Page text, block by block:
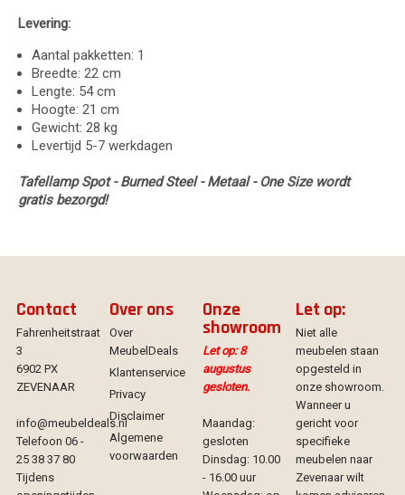
Levering:
Aantal pakketten: 1
Breedte: 22 cm
Lengte: 54 cm
Hoogte: 21 cm
Gewicht: 28 kg
Levertijd 5-7 werkdagen
Tafellamp Spot - Burned Steel - Metaal - One Size wordt
gratis bezorgd!
Contact
Fahrenheitstraat
3
6902 PX
ZEVENAAR
info@meubeldeals.nl
Telefoon 06 -
25 38 37 80
Tijdens
Over ons
Over
MeubelDeals
Klantenservice
Privacy
Disclaimer
Algemene
voorwaarden
Onze
showroom
Let op: 8
augustus
gesloten.
Maandag:
gesloten
Dinsdag: 10.00
- 16.00 uur
Let op:
Niet alle
meubelen staan
opgesteld in
onze showroom.
Wanneer u
gericht voor
specifieke
meubelen naar
Zevenaar wilt